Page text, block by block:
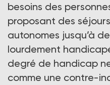
besoins des
proposant des
autonomes jusqu’à
lourdement
degré de handicap
comme une contre-